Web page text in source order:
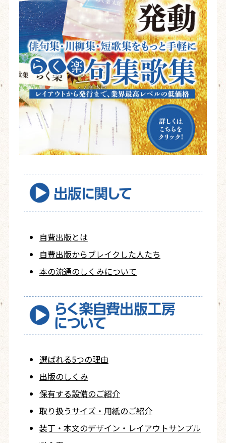
自費出版とは
自費出版からブレイクした人たち
本の流通のしくみについて
選ばれる5つの理由
出版のしくみ
保有する設備のご紹介
取り扱うサイズ・用紙のご紹介
装丁・本文のデザイン・レイアウトサンプル